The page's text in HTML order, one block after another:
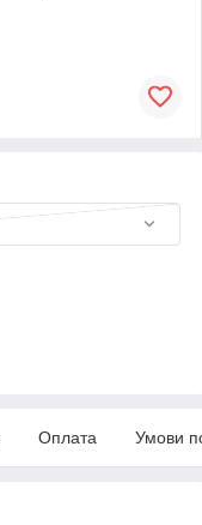
Оплата Умови